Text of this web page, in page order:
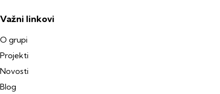
Važni linkovi
O grupi
Projekti
Novosti
Blog